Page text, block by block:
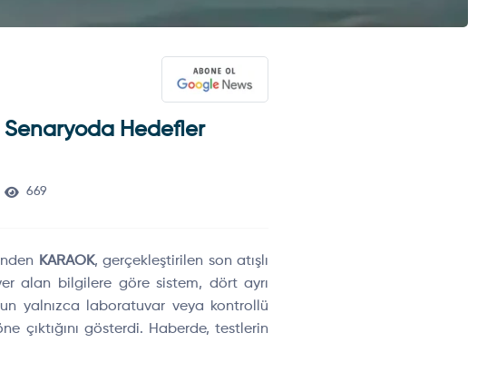
Senaryoda Hedefler
669
KARAOK, gerçekleştirilen son atışlı
alan bilgilere göre sistem, dört ayrı
yalnızca laboratuvar veya kontrollü
çıktığını gösterdi. Haberde, testlerin